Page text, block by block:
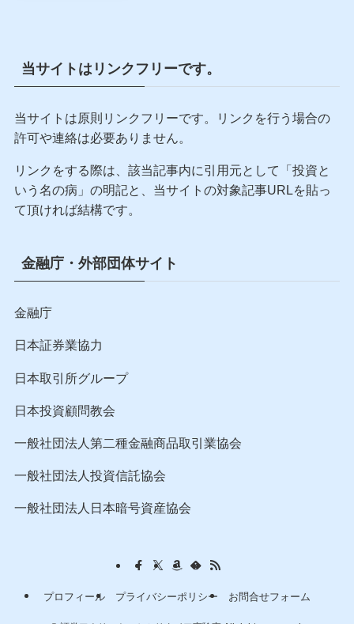
当サイトはリンクフリーです。
当サイトは原則リンクフリーです。リンクを行う場合の
許可や連絡は必要ありません。
リンクをする際は、該当記事内に引用元として「投資と
いう名の病」の明記と、当サイトの対象記事URLを貼っ
て頂ければ結構です。
金融庁・外部団体サイト
金融庁
日本証券業協力
日本取引所グループ
日本投資顧問教会
一般社団法人第二種金融商品取引業協会
一般社団法人投資信託協会
一般社団法人日本暗号資産協会
プロフィール プライバシーポリシー お問合せフォーム